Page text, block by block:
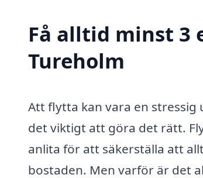
Få alltid minst
Tureholm
Att flytta kan vara en stressig
det viktigt att göra det rätt.
anlita för att säkerställa att
bostaden. Men varför är det